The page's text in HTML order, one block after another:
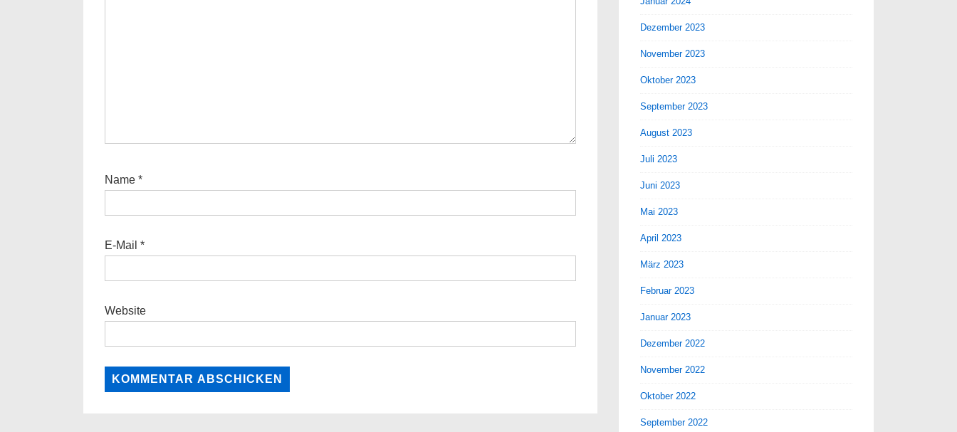
Name *
E-Mail *
Website
Dezember 2023
November 2023
Oktober 2023
September 2023
August 2023
Juli 2023
Juni 2023
Mai 2023
April 2023
März 2023
Februar 2023
Januar 2023
Dezember 2022
November 2022
Oktober 2022
September 2022